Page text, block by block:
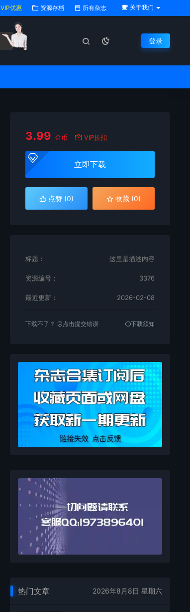
VIP优惠 资源存档 所有杂志 关于我们
登录
3.99 金币 VIP折扣
立即下载
点赞 (0) 收藏 (0)
标题： 这里是描述内容
资源编号： 3376
最近更新： 2026-02-08
下载不了？ 点击提交错误 下载须知
热门文章 2026年8月8日 星期六